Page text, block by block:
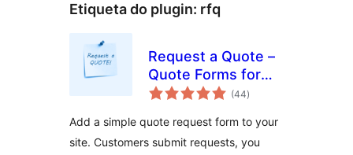
Etiqueta do plugin: rfq
Request a Quote –
Quote Forms for
Any WordPress
(44valoracións
totais
)
Add a simple quote request form to your
site. Customers submit requests, you